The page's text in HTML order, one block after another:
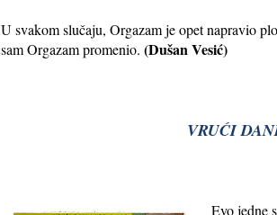
U svakom slučaju, Orgazam je opet napravio
sam Orgazam promenio. (Dušan Vesić)
VRUĆI
Evo jedne